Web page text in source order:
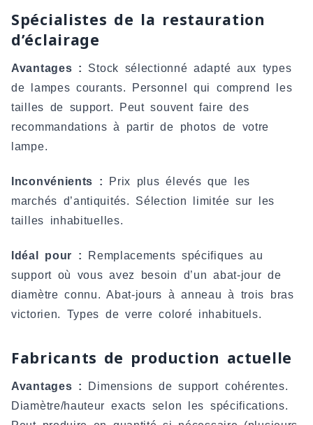
Spécialistes de la restauration
d’éclairage
Avantages :
Stock sélectionné adapté aux types
de lampes courants. Personnel qui comprend les
tailles de support. Peut souvent faire des
recommandations à partir de photos de votre
lampe.
Inconvénients : Prix plus élevés que les
marchés d’antiquités. Sélection limitée sur les
tailles inhabituelles.
Idéal pour : Remplacements spécifiques au
support où vous avez besoin d’un abat-jour de
diamètre connu. Abat-jours à anneau à trois bras
victorien. Types de verre coloré inhabituels.
Fabricants de production actuelle
Avantages :
Dimensions de support cohérentes.
Diamètre/hauteur exacts selon les spécifications.